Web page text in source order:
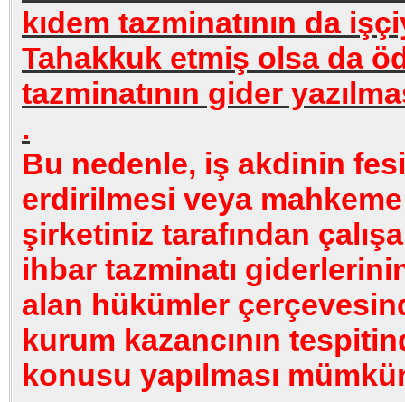
kıdem tazminatının da
Tahakkuk etmiş olsa da
tazminatının gider
.
Bu nedenle, iş akdinin
erdirilmesi veya mahkeme
şirketiniz tarafından
ihbar tazminatı
alan hükümler
kurum kazancının
konusu yapılması